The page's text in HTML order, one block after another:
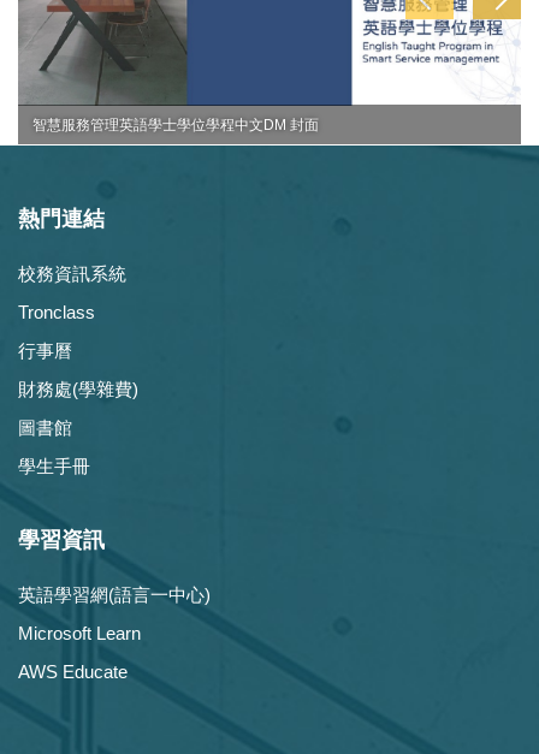
智慧服務管理英語學士學位學程中文DM 封面
熱門連結
校務資訊系統
Tronclass
行事曆
財務處(學雜費)
圖書館
學生手冊
學習資訊
英語學習網(語言一中心)
Microsoft Learn
AWS Educate